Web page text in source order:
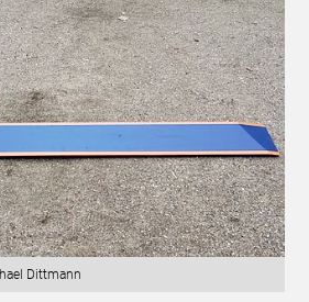
Dittmann